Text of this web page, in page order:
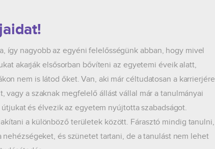
így nagyobb az egyéni felelősségünk abban, hogy mivel
akarják elsősorban bővíteni az egyetemi éveik alatt,
nem is látod őket. Van, aki már céltudatosan a karrierjére
vagy a szaknak megfelelő állást vállal már a tanulmányai
és élvezik az egyetem nyújtotta szabadságot.
a különböző területek között. Fárasztó mindig tanulni,
és szünetet tartani, de a tanulást nem lehet